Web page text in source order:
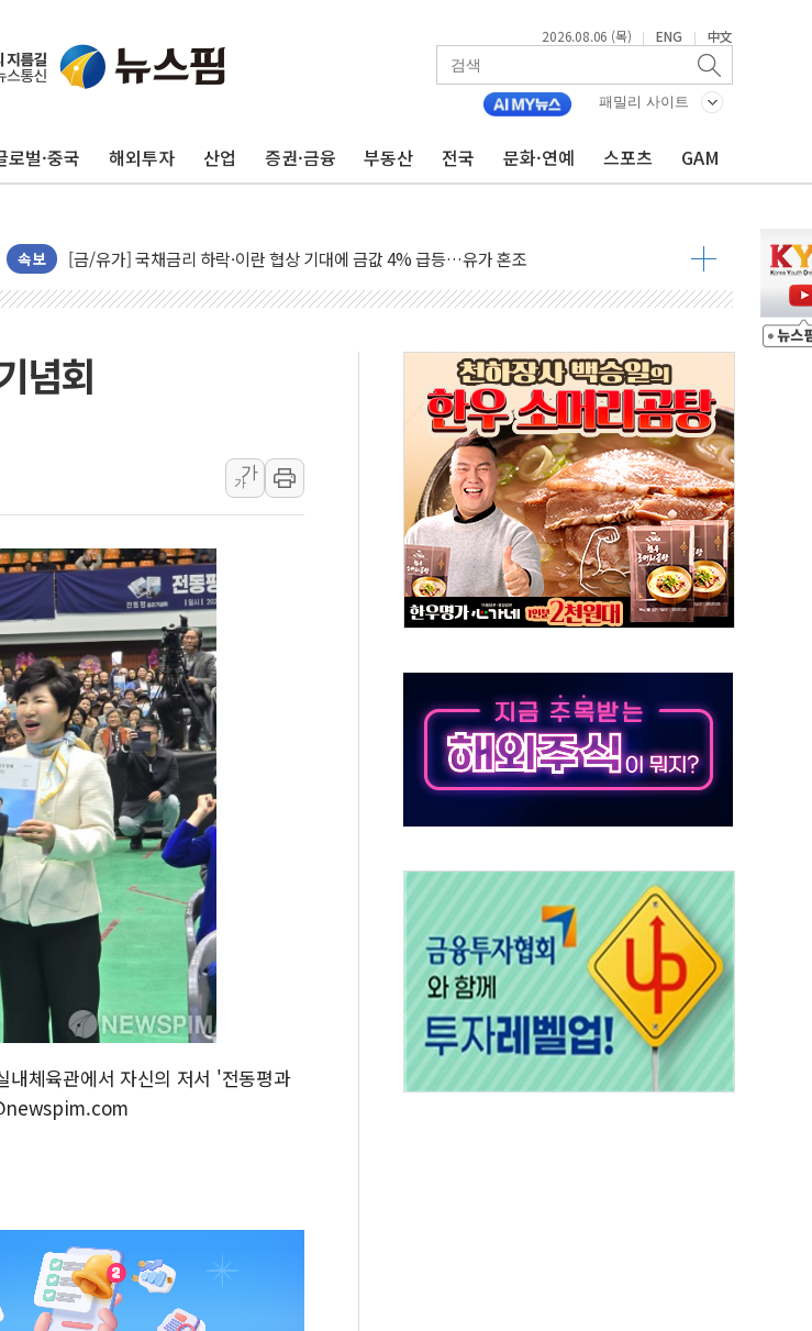
2026.08.06 (목) | ENG | 中文
패밀리 사이트
로벌·중국 해외투자 산업 증권·금융 부동산 전국 문화·연예 스포츠 GAM
속보
"곤드레도 AI로 판다"…성신여대, 영월 소상공인 디지털 전환 나선다
공개 사의 정성호에 "잘 버티라" 만류한 李대통령…"형소법 보완 방법 찾아달라" 주문도
[장욱희의 중장년 취업에세이] 여성 근로자, 육아로 경력 단절…기업 인재 전략 재정립 필요
[오늘날씨] 한낮 39도 폭염 계속…전북·제주 비소식
"서울 외곽 국민평형 월세 200↑"...치솟는 월세, 수도권 집값 자극 우려
롯데하이마트, 8월에도 LG가전 최대 700만원 할인
한경협 "에너지 위기 반복…탈탄소 설비 전환 지원 강화해야"
G80 누유·아반떼 화재 발생 가능성…4개 업체 51만여대 리콜
[채권/외환] 미 국채금리·달러 동반 하락…유가 안정에 9월 금리 인상 기대 '후퇴'
뉴욕증시, 혼조 마감…'사상 최고' 다우지수 5거래일 연속 랠리
트럼프 행정부, 폴리실리콘 파생제품에 15% 관세 부과 추진
[민주 당권주자 일정] 송영길·정청래·김민석 후보 - 8월 6일
[오늘의 국회일정] 세미나·기자회견·주요 정당 - 8월 6일
[오늘의 정치일정] 8월 6일(목)
이란 "美 추가 공격 시 걸프국 에너지시설 타격" 초강수
이란, 오만과 호르무즈 항로 합의…재개방 협상 '속도'
유럽증시, 숨가쁘게 진행되는 중동 상황 주목하며 보합세 마감… 유가도 큰 변동 없어
념회
가
가
체육관에서 자신의 저서 '전동평과